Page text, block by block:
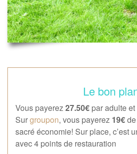
Le bon
Vous payerez27.50€ par adulte et
Surgroupon, vous payerez 19€
sacré économie! Sur place, c’est
avec 4 points de restauration